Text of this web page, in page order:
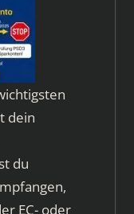
dein
du
EC- oder